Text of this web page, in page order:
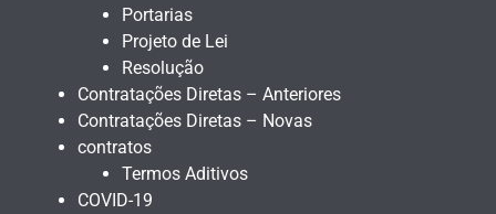
Portarias
Projeto de Lei
Resolução
Contratações Diretas – Anteriores
Contratações Diretas – Novas
contratos
Termos Aditivos
COVID-19